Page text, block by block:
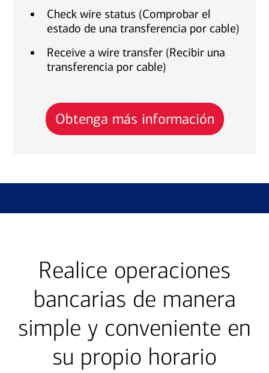
Check wire status (Comprobar el
estado de una transferencia por cable)
Receive a wire transfer (Recibir una
transferencia por cable)
Obtenga más información
Realice operaciones
bancarias de manera
simple y conveniente en
su propio horario